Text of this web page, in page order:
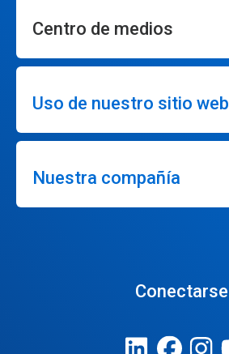
Centro de medios
Uso de nuestro sitio web
Nuestra compañía
Conectarse